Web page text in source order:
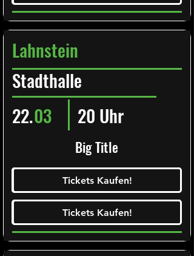
Lahnstein
Stadthalle
Big Title
22.03 20 Uhr
Tickets Kaufen!
Ticketalarm abonieren!
Tickets Kaufen!
Tickets Kaufen!
Tickets Kaufen!